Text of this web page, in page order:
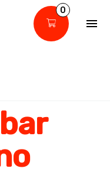
0